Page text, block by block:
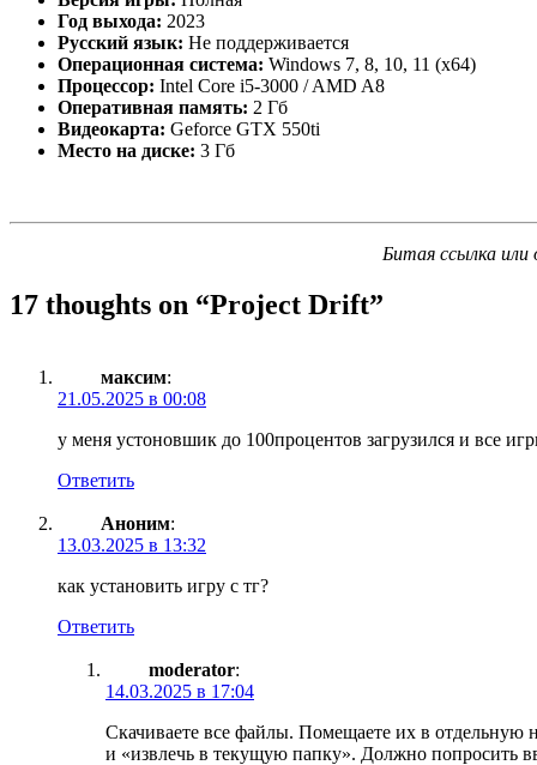
Год выхода: 2023
Русский язык: Не поддерживается
Операционная система: Windows 7, 8, 10, 11 (x64)
Процессор: Intel Core i5-3000 / AMD A8
Оперативная память: 2 Гб
Видеокарта: Geforce GTX 550ti
Место на диске: 3 Гб
Битая ссылка или
17 thoughts on “Project Drift”
максим:
21.05.2025 в 00:08
у меня устоновшик до 100процентов загрузился и все
Ответить
Аноним:
13.03.2025 в 13:32
как установить игру с тг?
Ответить
moderator:
14.03.2025 в 17:04
Скачиваете все файлы. Помещаете их в
и «извлечь в текущую папку». Должно попросить